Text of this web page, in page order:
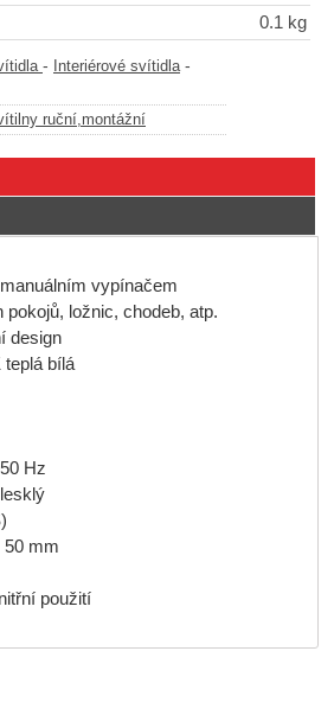
0.1 kg
- Interiérové svítidla-
ruční,montážní
vypínačem
pokojů, ložnic, chodeb, atp.
design
teplá bílá
Hz
50 mm
použití